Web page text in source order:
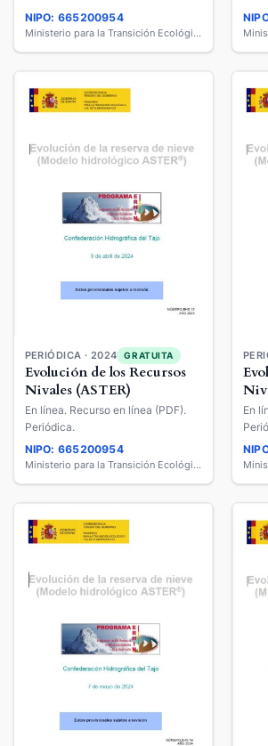
NIPO: 665200954
Ministerio para la Transición Ecológica y el Reto Demográfico
PERIÓDICA · 2024 GRATUITA
Evolución de los Recursos
Nivales (ASTER)
En línea. Recurso en línea (PDF).
Periódica.
NIPO: 665200954
Ministerio para la Transición Ecológica y el Reto Demográfico
En